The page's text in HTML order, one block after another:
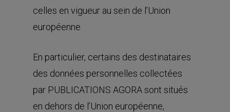
celles en vigueur au sein de l’Union
européenne.
En particulier, certains des destinataires
des données personnelles collectées
par PUBLICATIONS AGORA sont situés
en dehors de l’Union européenne,